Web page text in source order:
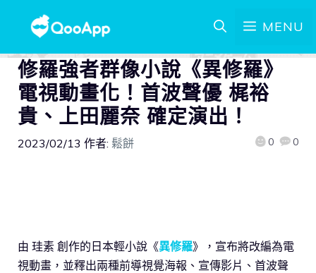
MENU
修羅強者群像小說《異修羅》
電視動畫化！首波聲優 梶裕
貴、上田麗奈 確定演出！
2023/02/13 作者: 鬆餅 0 0
由 珪素 創作的日本輕小說《異修羅》，宣布將改編為電
視動畫，並釋出兩種前導視覺海報、宣傳影片、首波聲